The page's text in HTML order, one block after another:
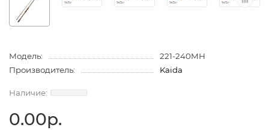
Модель:
221-240MH
Производитель:
Kaida
0.00р.